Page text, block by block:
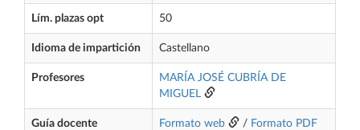
Lím. plazas opt 50
Idioma de impartición Castellano
Profesores
MARÍA JOSÉ CUBRÍA DE
MIGUEL
Guía docente Formato web / Formato PDF